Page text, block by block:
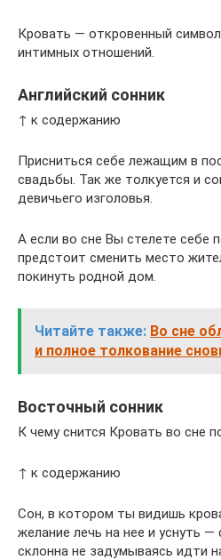
Кровать — откровенный символ
интимных отношений.
Английский сонник
↑ к содержанию
Присниться себе лежащим в
свадьбы. Так же толкуется и
девичьего изголовья.
А если во сне Вы стелете себе
предстоит сменить место
покинуть родной дом.
Читайте также: Во сне
и полное толкование
Восточный сонник
К чему снится Кровать во сне
↑ к содержанию
Сон, в котором ты видишь
желание лечь на нее и уснуть —
склонна не задумываясь идти